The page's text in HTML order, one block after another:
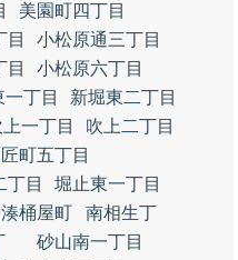
美園町四丁目
目
小松原通三丁目
目
小松原六丁目
丁目
新堀東二丁目
上一丁目
吹上二丁目
町五丁目
丁目
堀止東一丁目
湊桶屋町
南相生丁
砂山南一丁目